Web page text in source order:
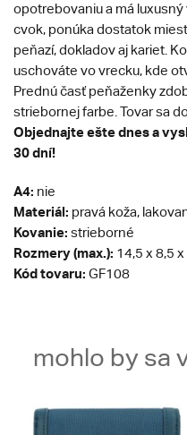
opotrebovaniu a má
cvok, ponúka dostatok
peňazí, dokladov aj kariet.
uschováte vo vrecku, kde
Prednú časť peňaženky
striebornej farbe. Tovar sa
Objednajte ešte dnes a
30 dní!
A4: nie
Materiál: pravá koža,
Kovanie: strieborné
Rozmery (max.): 14,5 x 8,5
Kód tovaru: GF108
mohlo by sa